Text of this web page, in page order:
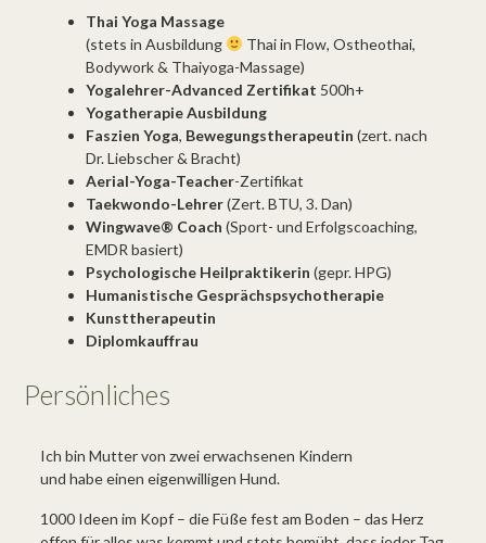
Thai Yoga Massage
(stets in Ausbildung
Thai in Flow, Ostheothai,
Bodywork & Thaiyoga-Massage)
Yogalehrer-Advanced Zertifikat 500h+
Yogatherapie Ausbildung
Faszien Yoga, Bewegungstherapeutin (zert. nach
Dr. Liebscher & Bracht)
Aerial-Yoga-Teacher-Zertifikat
Taekwondo-Lehrer(Zert. BTU, 3. Dan)
Wingwave® Coach (Sport- und Erfolgscoaching,
EMDR basiert)
Psychologische Heilpraktikerin (gepr. HPG)
Humanistische Gesprächspsychotherapie
Kunsttherapeutin
Diplomkauffrau
Persönliches
Ich bin Mutter von zwei erwachsenen Kindern
und habe einen eigenwilligen Hund.
1000 Ideen im Kopf – die Füße fest am Boden – das Herz